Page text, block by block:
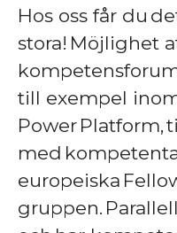
Hos oss får du
stora! Möjlighet
till exempel
Power Platform,
med
europeiska
gruppen.